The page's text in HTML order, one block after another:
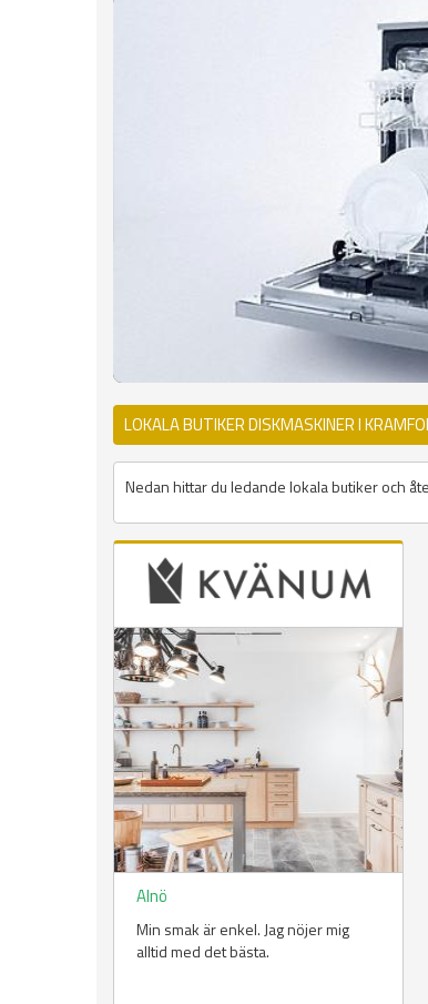
LOKALA BUTIKER DISKMASKINER I
Nedan hittar du ledande lokala butiker och
Alnö
Min smak är enkel. Jag nöjer mig
alltid med det bästa.